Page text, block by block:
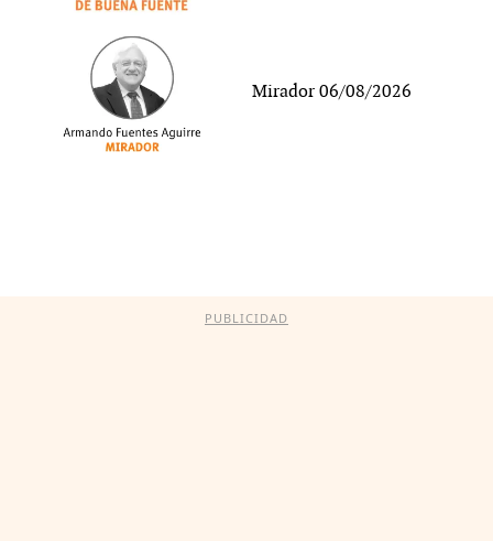
Mirador 06/08/2026
PUBLICIDAD